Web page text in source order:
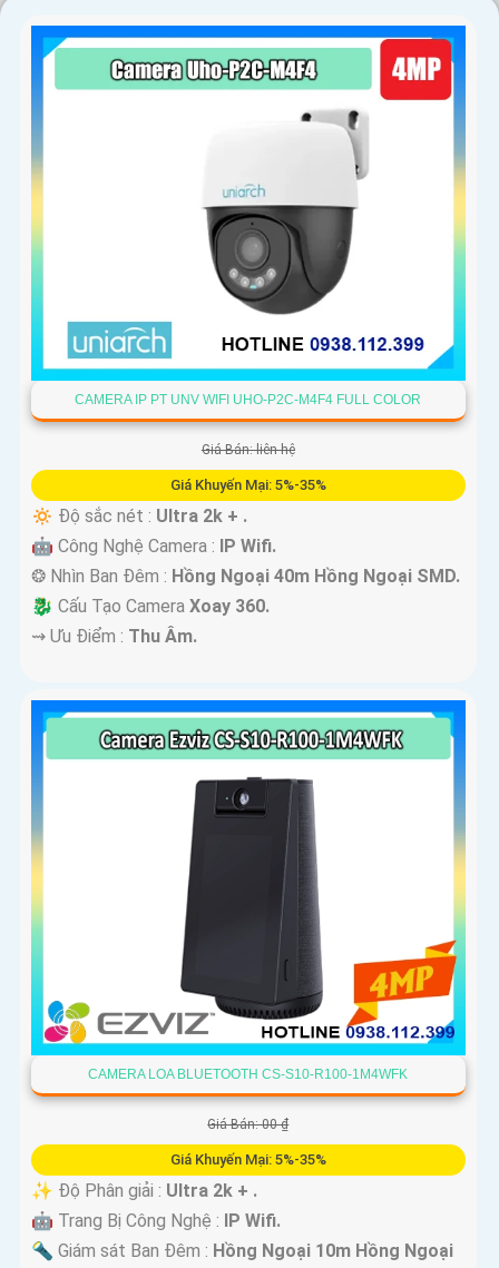
CAMERA IP PT UNV WIFI UHO-P2C-M4F4 FULL COLOR
Giá Bán: liên hệ
Giá Khuyến Mại: 5%-35%
🔅 Độ sắc nét : Ultra 2k + .
🤖️ Công Nghệ Camera : IP Wifi.
❂ Nhìn Ban Đêm : Hồng Ngoại 40m Hồng Ngoại SMD.
🐉️ Cấu Tạo Camera Xoay 360.
️⇝ Ưu Điểm : Thu Âm.
CAMERA LOA BLUETOOTH CS-S10-R100-1M4WFK
Giá Bán: 00 ₫
Giá Khuyến Mại: 5%-35%
✨ Độ Phân giải : Ultra 2k + .
🤖️ Trang Bị Công Nghệ : IP Wifi.
🔦 Giám sát Ban Đêm : Hồng Ngoại 10m Hồng Ngoại